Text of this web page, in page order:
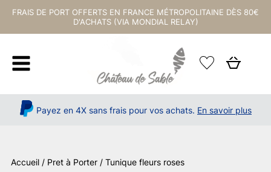
FRAIS DE PORT OFFERTS EN FRANCE MÉTROPOLITAINE DÈS 80€
D'ACHATS (VIA MONDIAL RELAY)
Payez en 4X sans frais pour vos achats. En savoir plus
Accueil / Pret à Porter / Tunique fleurs roses